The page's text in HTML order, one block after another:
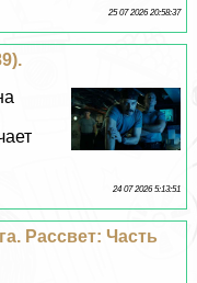
25 07 2026 20:58:37
24 07 2026 5:13:51
Рассвет: Часть